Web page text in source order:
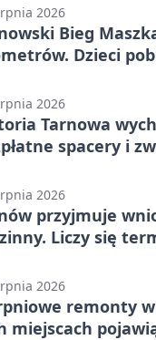
2026
Bieg
Dzieci
2026
Tarnowa
spacery i
2026
przyjmuje
Liczy się
2026
remonty
miejscach